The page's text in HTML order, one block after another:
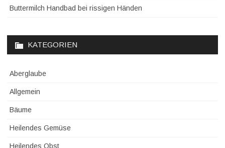
Buttermilch Handbad bei rissigen Händen
KATEGORIEN
Aberglaube
Allgemein
Bäume
Heilendes Gemüse
Heilendes Obst